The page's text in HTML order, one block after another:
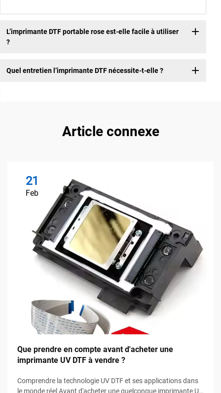
L’imprimante DTF portable rose est-elle facile à utiliser
?
Quel entretien l’imprimante DTF nécessite-t-elle ?
Article connexe
21
Feb
Que prendre en compte avant d'acheter une
imprimante UV DTF à vendre ?
Comprendre la technologie UV DTF et ses applications dans
le monde réel Avant d'acheter une quelconque imprimante UV